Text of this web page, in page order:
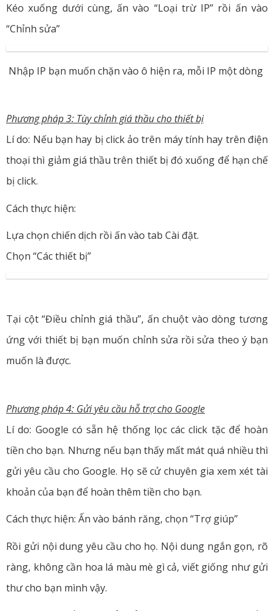
Kéo xuống dưới cùng, ấn vào “Loại trừ IP” rồi ấn vào
“Chỉnh sửa”
Nhập IP bạn muốn chặn vào ô hiện ra, mỗi IP một dòng
Phương pháp 3: Tùy chỉnh giá thầu cho thiết bị
Lí do: Nếu bạn hay bị click ảo trên máy tính hay trên điện
thoại thì giảm giá thầu trên thiết bị đó xuống để hạn chế
bị click.
Cách thực hiện:
Lựa chọn chiến dịch rồi ấn vào tab Cài đặt.
Chọn “Các thiết bị”
Tại cột “Điều chỉnh giá thầu”, ấn chuột vào dòng tương
ứng với thiết bị bạn muốn chỉnh sửa rồi sửa theo ý bạn
muốn là được.
Phương pháp 4: Gửi yêu cầu hỗ trợ cho Google
Lí do: Google có sẵn hệ thống lọc các click tặc để hoàn
tiền cho bạn. Nhưng nếu bạn thấy mất mát quá nhiều thì
gửi yêu cầu cho Google. Họ sẽ cử chuyên gia xem xét tài
khoản của bạn để hoàn thêm tiền cho bạn.
Cách thực hiện: Ấn vào bánh răng, chọn “Trợ giúp”
Rồi gửi nội dung yêu cầu cho họ. Nội dung ngắn gọn, rõ
ràng, không cần hoa lá màu mè gì cả, viết giống như gửi
thư cho bạn mình vậy.